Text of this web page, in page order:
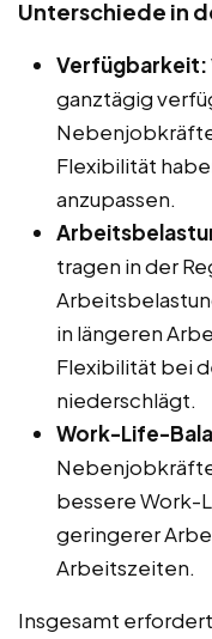
Unterschiede in
Verfügbarkeit:
ganztägig
Flexibilität
anzupassen.
tragen in der
in längeren
Flexibilität bei
niederschlägt.
Work-Life-
bessere Work-
geringerer
Arbeitszeiten.
Insgesamt